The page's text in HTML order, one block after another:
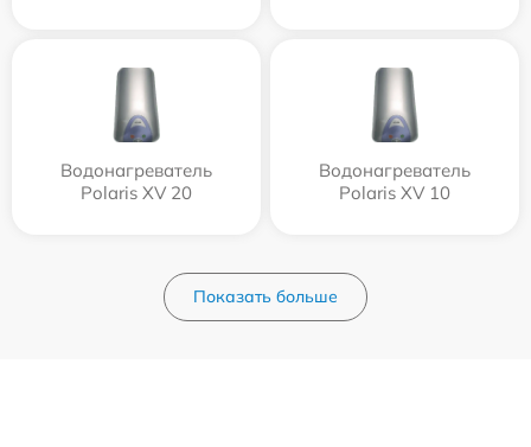
Водонагреватель
Polaris XV 20
Водонагреватель
Polaris XV 10
Показать больше